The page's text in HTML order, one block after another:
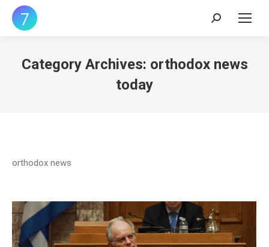
Search:
Category Archives: orthodox news
today
orthodox news